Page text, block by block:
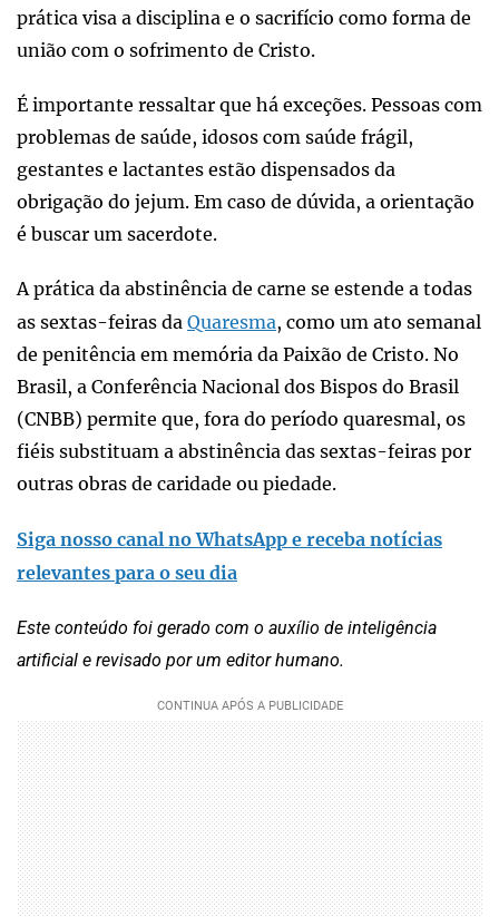
prática visa a disciplina e o sacrifício como forma de
união com o sofrimento de Cristo.
É importante ressaltar que há exceções. Pessoas com
problemas de saúde, idosos com saúde frágil,
gestantes e lactantes estão dispensados da
obrigação do jejum. Em caso de dúvida, a orientação
é buscar um sacerdote.
A prática da abstinência de carne se estende a todas
as sextas-feiras da Quaresma, como um ato semanal
de penitência em memória da Paixão de Cristo. No
Brasil, a Conferência Nacional dos Bispos do Brasil
(CNBB) permite que, fora do período quaresmal, os
fiéis substituam a abstinência das sextas-feiras por
outras obras de caridade ou piedade.
Siga nosso canal no WhatsApp e receba notícias
relevantes para o seu dia
Este conteúdo foi gerado com o auxílio de inteligência
artificial e revisado por um editor humano.